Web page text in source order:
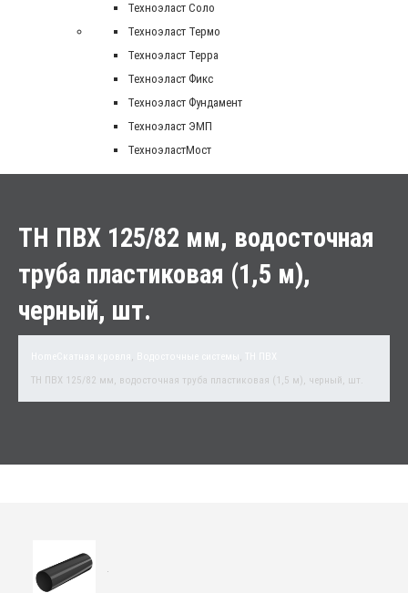
Техноэласт Соло
Техноэласт Термо
Техноэласт Терра
Техноэласт Фикс
Техноэласт Фундамент
Техноэласт ЭМП
ТехноэластМост
ТН ПВХ 125/82 мм, водосточная
труба пластиковая (1,5 м),
черный, шт.
, ,
ТН ПВХ 125/82 мм, водосточная труба пластиковая (1,5 м), черный, шт.